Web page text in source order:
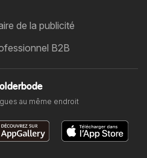
de la publicité
B2B
au même endroit